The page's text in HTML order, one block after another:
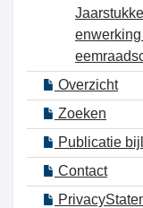
Overzicht
Zoeken
Publicatie
Contact